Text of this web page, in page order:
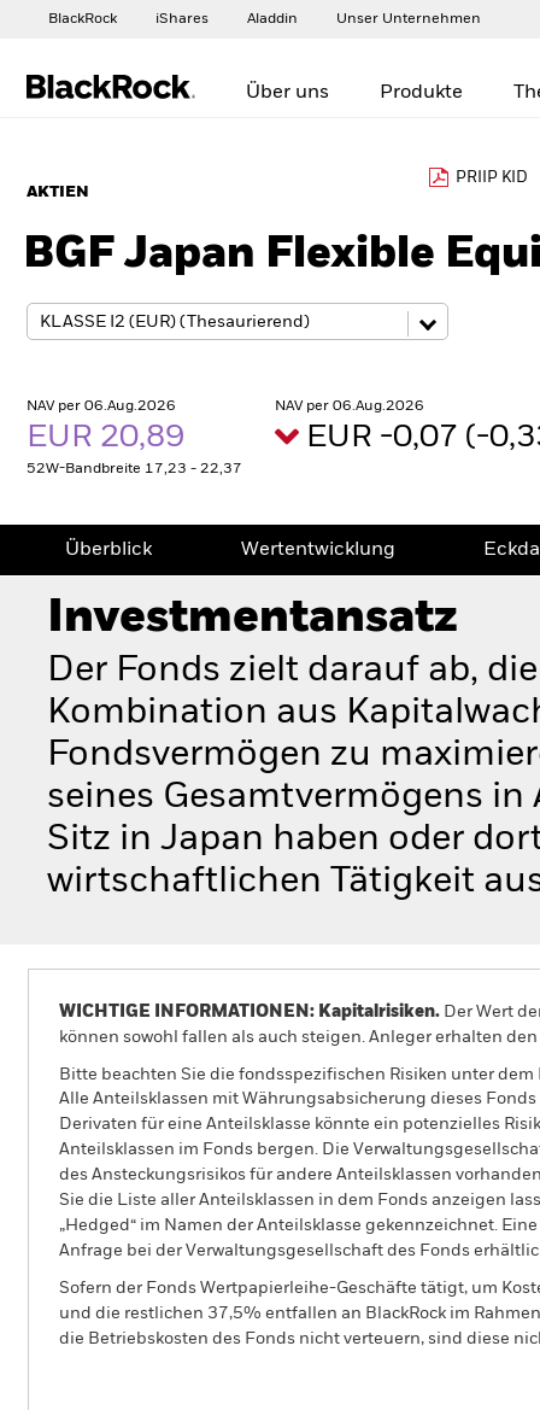
BlackRock iShares Aladdin Unser Unternehmen
Über uns Produkte
AKTIEN
PRIIP KID
BGF Japan Flexible
NAV per 06.Aug.2026
EUR 20,89
52W-Bandbreite 17,23 - 22,37
NAV per 06.Aug.2026
EUR -0,07 (-
Überblick Wertentwicklung
Investmentansatz
Der Fonds zielt darauf ab,
Kombination aus
Fondsvermögen zu
seines Gesamtvermögens
Sitz in Japan haben oder
wirtschaftlichen Tätigkeit
WICHTIGE INFORMATIONEN: Kapitalrisiken. Der Wert
können sowohl fallen als auch steigen. Anleger erhalten
Bitte beachten Sie die fondsspezifischen Risiken unter dem
Alle Anteilsklassen mit Währungsabsicherung dieses
Derivaten für eine Anteilsklasse könnte ein potenzielles
Anteilsklassen im Fonds bergen. Die
des Ansteckungsrisikos für andere Anteilsklassen
Sie die Liste aller Anteilsklassen in dem Fonds anzeigen
„Hedged“ im Namen der Anteilsklasse gekennzeichnet.
Anfrage bei der Verwaltungsgesellschaft des Fonds
Sofern der Fonds Wertpapierleihe-Geschäfte tätigt, um
und die restlichen 37,5% entfallen an BlackRock im
die Betriebskosten des Fonds nicht verteuern, sind diese